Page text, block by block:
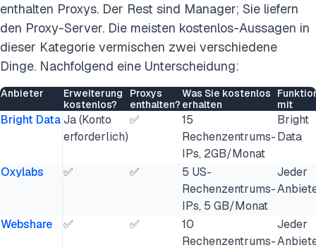
enthalten Proxys. Der Rest sind Manager; Sie liefern
den Proxy-Server. Die meisten kostenlos-Aussagen in
dieser Kategorie vermischen zwei verschiedene
Dinge. Nachfolgend eine Unterscheidung:
Anbieter
Erweiterung
kostenlos?
Proxys
enthalten?
Was Sie kostenlos
erhalten
mit
Bright DataJa (Konto
erforderlich)
✅
15
Rechenzentrums-
IPs, 2GB/Monat
Bright
Data
Oxylabs ✅ ✅
5 US-
Rechenzentrums-
IPs, 5 GB/Monat
Jeder
Webshare ✅ ✅
10
Rechenzentrums-
Jeder